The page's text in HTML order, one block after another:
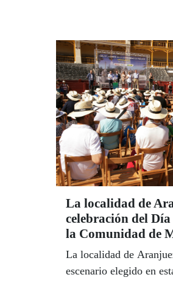
La localidad de
celebración del
la Comunidad de
La localidad de
escenario elegido en